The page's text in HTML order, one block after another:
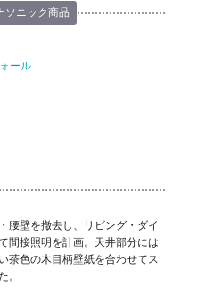
ソニック商品
ール
腰壁を撤去し、リビング・ダイ
間接照明を計画。天井部分には
茶色の木目柄壁紙を合わせてス
。